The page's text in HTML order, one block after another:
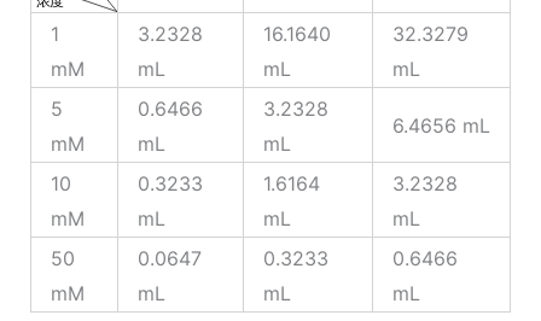
1
mM
3.2328
mL
16.1640
mL
32.3279
mL
5
mM
0.6466
mL
3.2328
mL
6.4656 mL
10
mM
0.3233
mL
1.6164
mL
3.2328
mL
50
mM
0.0647
mL
0.3233
mL
0.6466
mL